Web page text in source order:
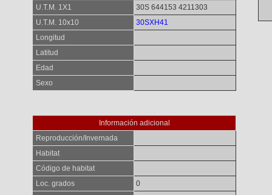
U.T.M. 1X1
30S 644153 4211303
U.T.M. 10x10
30SXH41
Longitud
Latitud
Edad
Sexo
Información adicional
Reproducción/Invernada
Habitat
Código de habitat
Loc. grados
0